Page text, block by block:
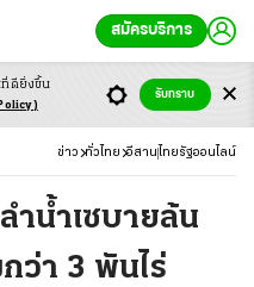
สมัครบริการ
ข่าว ทั่วไทย อีสาน ไทยรัฐออนไลน์
ำน้ำเซบายล้น
ว่า 3 พันไร่
ที่ดียิ่งขึ้น
รับทราบ